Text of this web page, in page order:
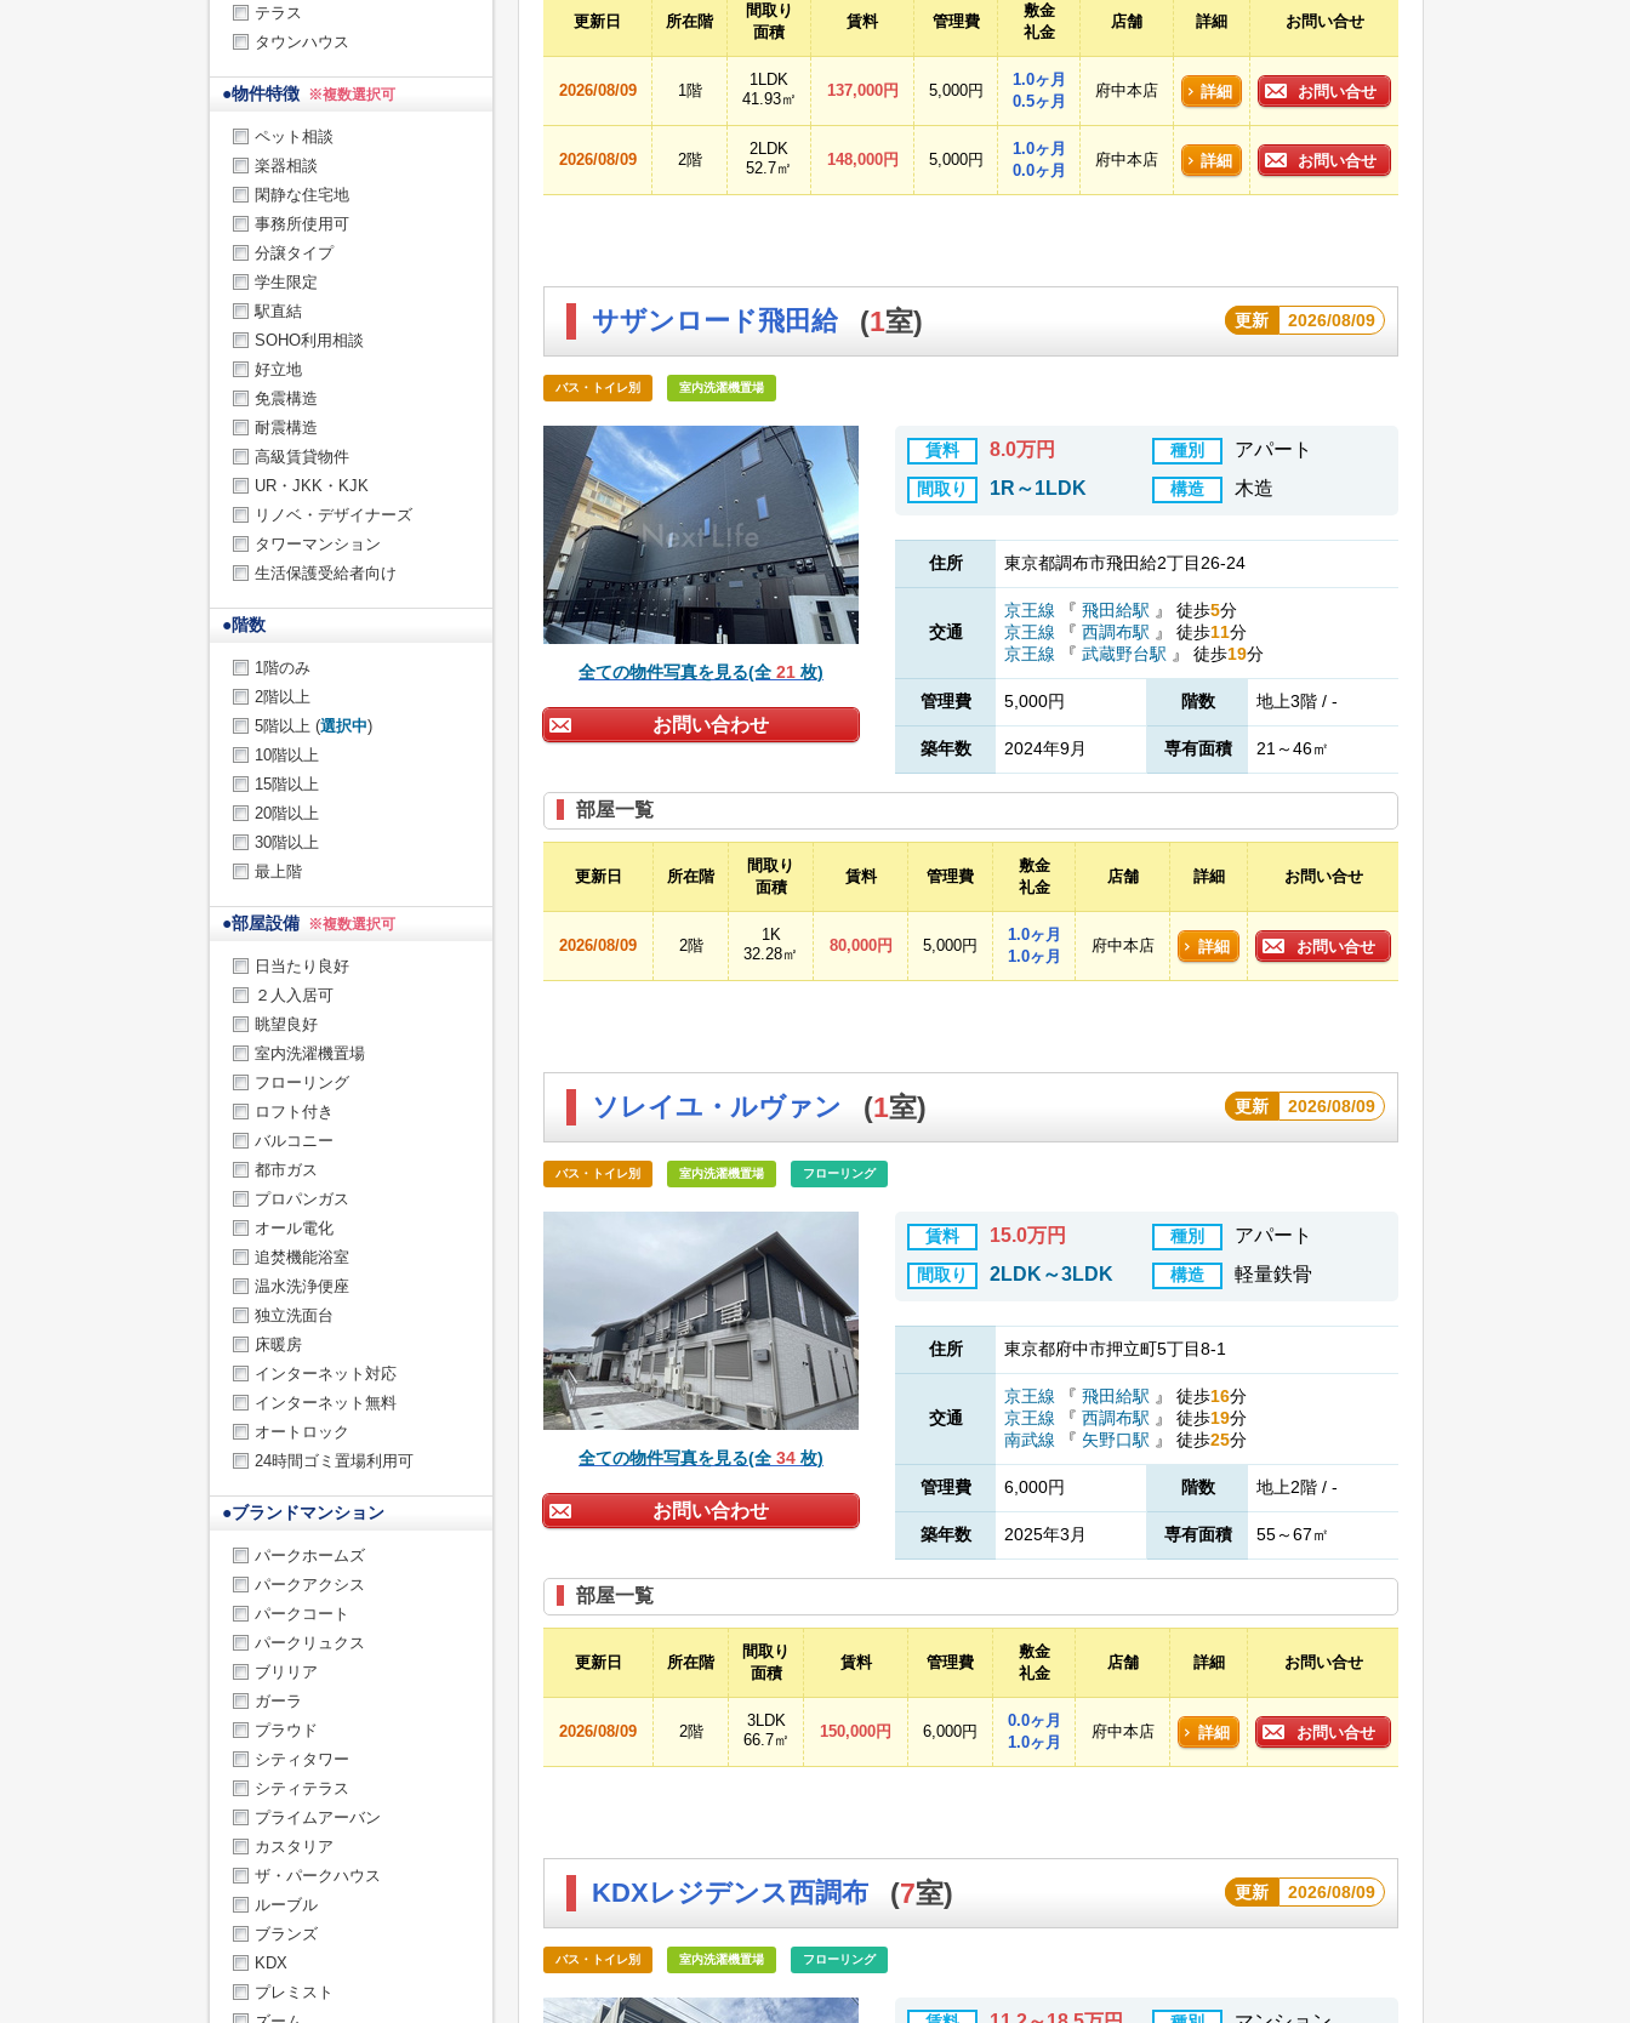
更新日 所在階
間取り
面積
賃料 管理費
敷金
礼金
店舗 詳細 お問い合せ
2026/08/09 1階
1LDK
41.93㎡
137,000円 5,000円
1.0ヶ月
0.5ヶ月
府中本店 詳細 お問い合せ
2026/08/09 2階
2LDK
52.7㎡
148,000円 5,000円
1.0ヶ月
0.0ヶ月
府中本店 詳細 お問い合せ
サザンロード飛田給 (1室) 更新 2026/08/09
バス・トイレ別 室内洗濯機置場
全ての物件写真を見る(全 21 枚)
お問い合わせ
賃料 8.0万円 種別 アパート
間取り 1R～1LDK 構造 木造
住所 東京都調布市飛田給2丁目26-24
交通
京王線 『 飛田給駅 』 徒歩5分
京王線
『 西調布駅 』 徒歩11分
京王線
『 武蔵野台駅 』 徒歩19分
管理費 5,000円 階数 地上3階 / -
築年数 2024年9月 専有面積 21～46㎡
部屋一覧
更新日 所在階
間取り
面積
賃料 管理費
敷金
礼金
店舗 詳細 お問い合せ
2026/08/09 2階
1K
32.28㎡
80,000円 5,000円
1.0ヶ月
1.0ヶ月
府中本店 詳細 お問い合せ
ソレイユ・ルヴァン (1室) 更新 2026/08/09
バス・トイレ別 室内洗濯機置場 フローリング
全ての物件写真を見る(全 34 枚)
お問い合わせ
賃料 15.0万円 種別 アパート
間取り 2LDK～3LDK 構造 軽量鉄骨
住所 東京都府中市押立町5丁目8-1
交通
京王線 『 飛田給駅 』 徒歩16分
京王線
『 西調布駅 』 徒歩19分
南武線
『 矢野口駅 』 徒歩25分
管理費 6,000円 階数 地上2階 / -
築年数 2025年3月 専有面積 55～67㎡
部屋一覧
更新日 所在階
間取り
面積
賃料 管理費
敷金
礼金
店舗 詳細 お問い合せ
2026/08/09 2階
3LDK
66.7㎡
150,000円 6,000円
0.0ヶ月
1.0ヶ月
府中本店 詳細 お問い合せ
KDXレジデンス西調布 (7室) 更新 2026/08/09
バス・トイレ別 室内洗濯機置場 フローリング
テラス
タウンハウス
●物件特徴 ※複数選択可
ペット相談
楽器相談
閑静な住宅地
事務所使用可
分譲タイプ
学生限定
駅直結
SOHO利用相談
好立地
免震構造
耐震構造
高級賃貸物件
UR・JKK・KJK
リノベ・デザイナーズ
タワーマンション
生活保護受給者向け
●階数
1階のみ
2階以上
5階以上 (選択中)
10階以上
15階以上
20階以上
30階以上
最上階
●部屋設備 ※複数選択可
日当たり良好
２人入居可
眺望良好
室内洗濯機置場
フローリング
ロフト付き
バルコニー
都市ガス
プロパンガス
オール電化
追焚機能浴室
温水洗浄便座
独立洗面台
床暖房
インターネット対応
インターネット無料
オートロック
24時間ゴミ置場利用可
●ブランドマンション
パークホームズ
パークアクシス
パークコート
パークリュクス
ブリリア
ガーラ
プラウド
シティタワー
シティテラス
プライムアーバン
カスタリア
ザ・パークハウス
ルーブル
ブランズ
KDX
プレミスト